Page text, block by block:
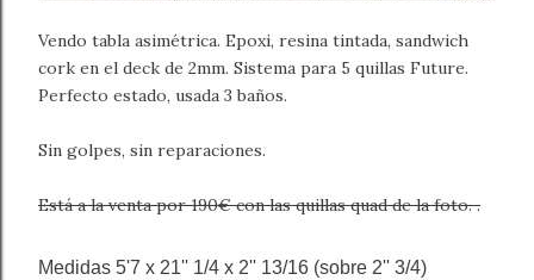
Vendo tabla asimétrica. Epoxi, resina tintada, sandwich
cork en el deck de 2mm. Sistema para 5 quillas Future.
Perfecto estado, usada 3 baños.
Sin golpes, sin reparaciones.
Está a la venta por 190€ con las quillas quad de la foto. .
Medidas 5'7 x 21'' 1/4 x 2'' 13/16 (sobre 2'' 3/4)